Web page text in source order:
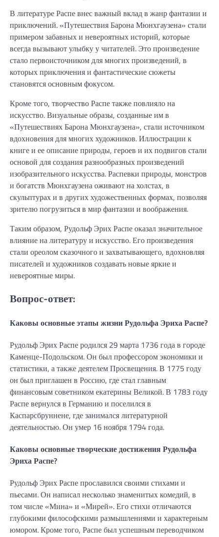
В литературе Распе внес важный вклад в жанр фантазии и
приключений. «Путешествия Барона Мюнхгаузена» стали
примером забавных и невероятных историй, которые
всегда вызывают улыбку у читателей. Это произведение
стало первоисточником для многих произведений, в
которых приключения и фантастические сюжеты
становятся основным фокусом.
Кроме того, творчество Распе также повлияло на
искусство. Визуальные образы, созданные им в
«Путешествиях Барона Мюнхгаузена», стали источником
вдохновения для многих художников. Иллюстрации к
книге и ее описание природы, героев и их подвигов стали
основой для создания разнообразных произведений
изобразительного искусства. Распевки природы, монстров
и богатств Мюнхгаузена оживают на холстах, в
скульптурах и в других художественных формах, позволяя
зрителю погрузиться в мир фантазии и воображения.
Таким образом, Рудольф Эрих Распе оказал значительное
влияние на литературу и искусство. Его произведения
стали ореолом сказочного и захватывающего, вдохновляя
писателей и художников создавать новые яркие и
невероятные миры.
Вопрос-ответ:
Каковы основные этапы жизни Рудольфа Эриха Распе?
Рудольф Эрих Распе родился 29 марта 1736 года в городе
Каменце-Подольском. Он был профессором экономики и
статистики, а также деятелем Просвещения. В 1775 году
он был приглашен в Россию, где стал главным
финансовым советником екатерины Великой. В 1783 году
Распе вернулся в Германию и поселился в
Каспарсбруннене, где занимался литературной
деятельностью. Он умер 16 ноября 1794 года.
Каковы основные творческие достижения Рудольфа
Эриха Распе?
Рудольф Эрих Распе прославился своими стихами и
пьесами. Он написал несколько знаменитых комедий, в
том числе «Мина» и «Мирей». Его стихи отличаются
глубокими философскими размышлениями и характерным
юмором. Кроме того, Распе был успешным переводчиком